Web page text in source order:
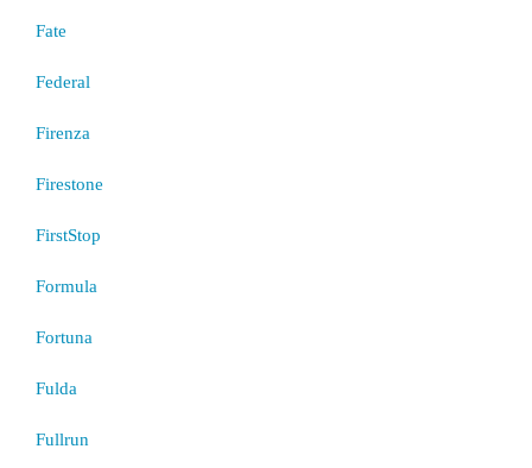
Fate
Federal
Firenza
Firestone
FirstStop
Formula
Fortuna
Fulda
Fullrun